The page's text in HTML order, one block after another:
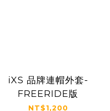
iXS 品牌連帽外套-
FREERIDE版
NT$1,200